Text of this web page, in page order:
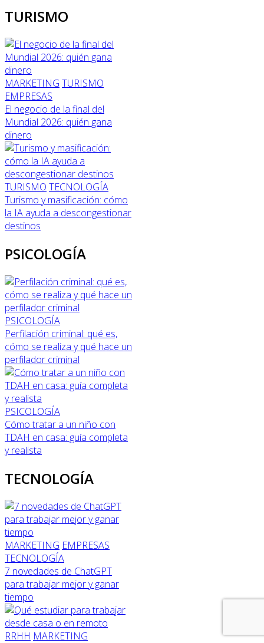
TURISMO
MARKETING TURISMO
EMPRESAS
El negocio de la final del
Mundial 2026: quién gana
dinero
TURISMO TECNOLOGÍA
Turismo y masificación: cómo
la IA ayuda a descongestionar
destinos
PSICOLOGÍA
PSICOLOGÍA
Perfilación criminal: qué es,
cómo se realiza y qué hace un
perfilador criminal
PSICOLOGÍA
Cómo tratar a un niño con
TDAH en casa: guía completa
y realista
TECNOLOGÍA
MARKETING EMPRESAS
TECNOLOGÍA
7 novedades de ChatGPT
para trabajar mejor y ganar
tiempo
RRHH MARKETING